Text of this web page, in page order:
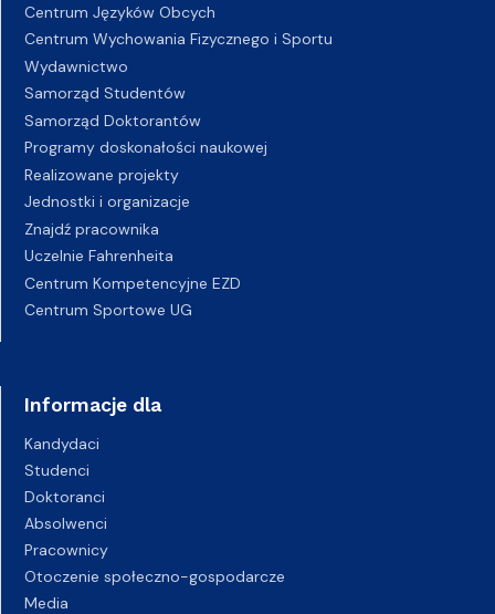
Centrum Języków Obcych
Centrum Wychowania Fizycznego i Sportu
Wydawnictwo
Samorząd Studentów
Samorząd Doktorantów
Programy doskonałości naukowej
Realizowane projekty
Jednostki i organizacje
Znajdź pracownika
Uczelnie Fahrenheita
Centrum Kompetencyjne EZD
Centrum Sportowe UG
Informacje dla
Kandydaci
Studenci
Doktoranci
Absolwenci
Pracownicy
Otoczenie społeczno-gospodarcze
Media